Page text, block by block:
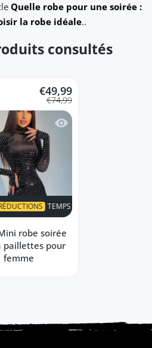
Quelle robe pour une soirée :
la robe idéale..
consultés
€49,99
€74,99
Aperçu rapide Zory -
TEMPS LIMITÉ!
robe soirée
paillettes pour
femme